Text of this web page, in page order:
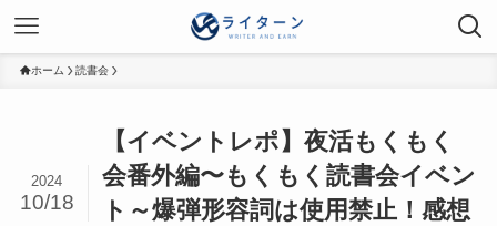
ホーム 読書会
【イベントレポ】夜活もくもく
会番外編〜もくもく読書会イベン
ト～爆弾形容詞は使用禁止！感想
2024
10/18